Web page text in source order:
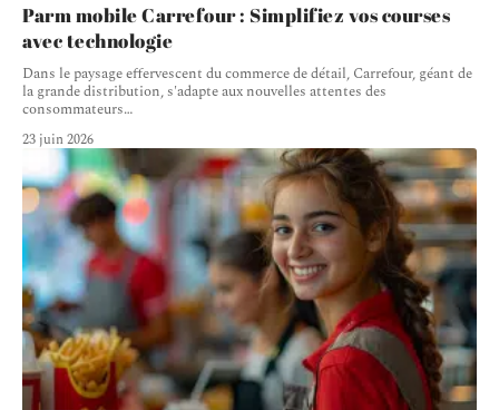
Parm mobile Carrefour : Simplifiez vos courses
avec technologie
Dans le paysage effervescent du commerce de détail, Carrefour, géant de
la grande distribution, s'adapte aux nouvelles attentes des
consommateurs…
23 juin 2026